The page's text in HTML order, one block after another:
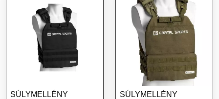
SÚLYMELLÉNY
SÚLYMELLÉNY